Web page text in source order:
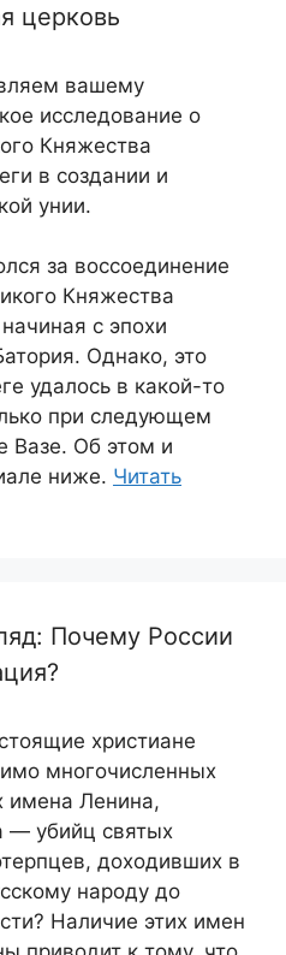
церковь
вашему
исследование о
Княжества
в создании и
унии.
за воссоединение
Княжества
с эпохи
Однако, это
удалось в какой-то
при следующем
Вазе. Об этом и
ниже. Читать
Почему России
христиане
многочисленных
имена Ленина,
— убийц святых
доходивших в
народу до
Наличие этих имен